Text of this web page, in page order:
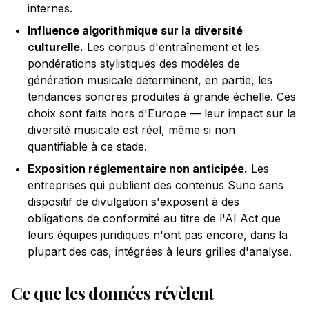
internes.
Influence algorithmique sur la diversité
culturelle. Les corpus d'entraînement et les
pondérations stylistiques des modèles de
génération musicale déterminent, en partie, les
tendances sonores produites à grande échelle. Ces
choix sont faits hors d'Europe — leur impact sur la
diversité musicale est réel, même si non
quantifiable à ce stade.
Exposition réglementaire non anticipée. Les
entreprises qui publient des contenus Suno sans
dispositif de divulgation s'exposent à des
obligations de conformité au titre de l'AI Act que
leurs équipes juridiques n'ont pas encore, dans la
plupart des cas, intégrées à leurs grilles d'analyse.
Ce que les données révèlent